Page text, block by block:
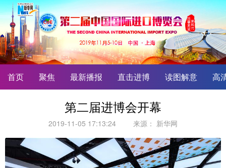
首页 聚焦 最新播报 直击进博 读图解意 高
第二届进博会开幕
2019-11-05 17:13:24 来源： 新华网